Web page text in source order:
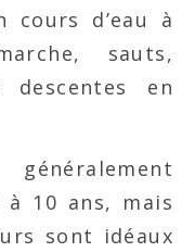
cours d’eau à
sauts,
en
10 ans, mais
sont idéaux